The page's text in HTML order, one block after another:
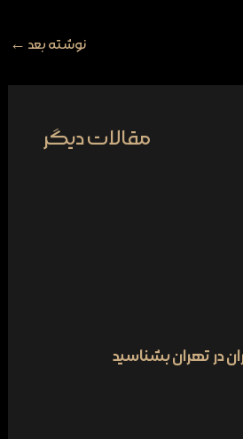
نوشته بعد ←
مقالات دیگر
در تهران بشناسید